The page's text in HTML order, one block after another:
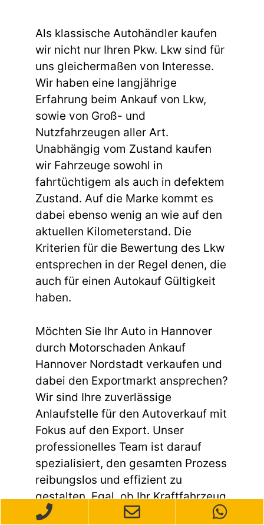
Als klassische Autohändler kaufen
wir nicht nur Ihren Pkw. Lkw sind für
uns gleichermaßen von Interesse.
Wir haben eine langjährige
Erfahrung beim Ankauf von Lkw,
sowie von Groß- und
Nutzfahrzeugen aller Art.
Unabhängig vom Zustand kaufen
wir Fahrzeuge sowohl in
fahrtüchtigem als auch in defektem
Zustand. Auf die Marke kommt es
dabei ebenso wenig an wie auf den
aktuellen Kilometerstand. Die
Kriterien für die Bewertung des Lkw
entsprechen in der Regel denen, die
auch für einen Autokauf Gültigkeit
haben.
Möchten Sie Ihr Auto in Hannover
durch Motorschaden Ankauf
Hannover Nordstadt verkaufen und
dabei den Exportmarkt ansprechen?
Wir sind Ihre zuverlässige
Anlaufstelle für den Autoverkauf mit
Fokus auf den Export. Unser
professionelles Team ist darauf
spezialisiert, den gesamten Prozess
reibungslos und effizient zu
gestalten. Egal, ob Ihr Kraftfahrzeug
gebraucht ist, einen Unfallschaden